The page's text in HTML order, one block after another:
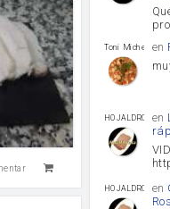
Toni Michel en
HOJALDROSA TV
en
HOJALDROSA TV
en